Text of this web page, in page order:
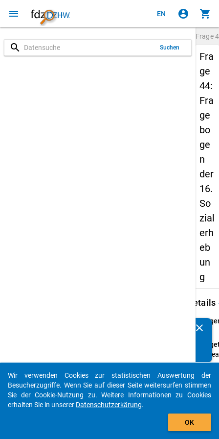
menu EN account_circle shopping_cart
search Suchen
Frage
Fra
ge
44:
Fra
ge
bo
ge
n
der
16.
So
zial
erh
eb
un
g
Details
44
Sie
clear
auto_stories
add_shopping_cart
Wir verwenden Cookies zur statistischen Auswertung der
Besucherzugriffe. Wenn Sie auf dieser Seite weitersurfen stimmen
Sie der Cookie-Nutzung zu. Weitere Informationen zu Cookies
erhalten Sie in unserer Datenschutzerkärung.
OK